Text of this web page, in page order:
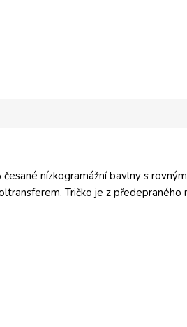
nízkogramážní bavlny s
Tričko je z předepraného